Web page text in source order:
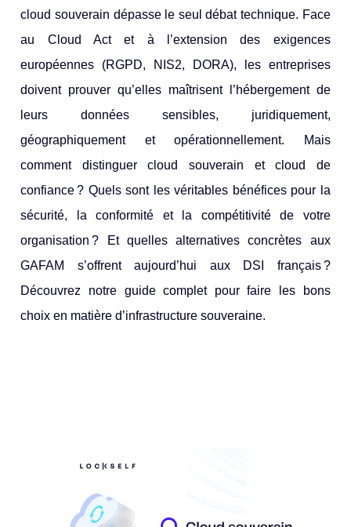
cloud souverain dépasse le seul débat technique. Face
au Cloud Act et à l’extension des exigences
européennes (RGPD, NIS2, DORA), les entreprises
doivent prouver qu’elles maîtrisent l’hébergement de
leurs données sensibles, juridiquement,
géographiquement et opérationnellement. Mais
comment distinguer cloud souverain et cloud de
confiance ? Quels sont les véritables bénéfices pour la
sécurité, la conformité et la compétitivité de votre
organisation ? Et quelles alternatives concrètes aux
GAFAM s’offrent aujourd’hui aux DSI français ?
Découvrez notre guide complet pour faire les bons
choix en matière d’infrastructure souveraine.